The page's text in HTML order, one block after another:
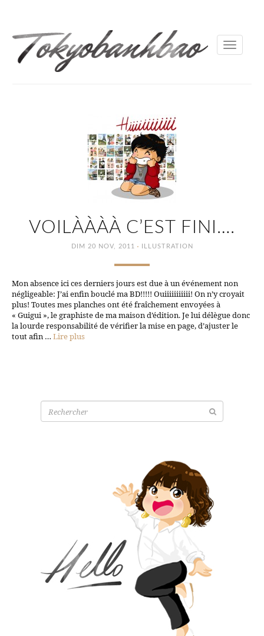
Toggle
VOILÀÀÀÀ C’EST FINI….
DIM 20 NOV, 2011 · ILLUSTRATION
Mon absence ici ces derniers jours est due à un événement non
négligeable: J’ai enfin bouclé ma BD!!!!! Ouiiiiiiiiiii! On n’y croyait
plus! Toutes mes planches ont été fraîchement envoyées à
« Guigui », le graphiste de ma maison d’édition. Je lui délègue donc
la lourde responsabilité de vérifier la mise en page, d’ajuster le
tout afin … Lire plus
Recherche
pour: